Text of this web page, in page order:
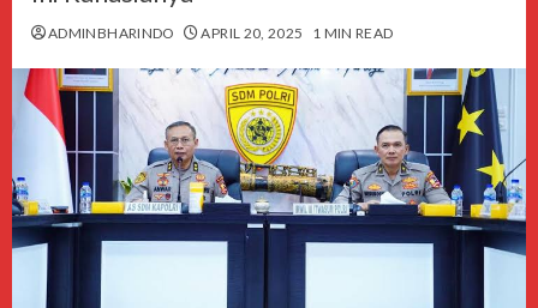
ADMINBHARINDO APRIL 20, 2025 1 MIN READ